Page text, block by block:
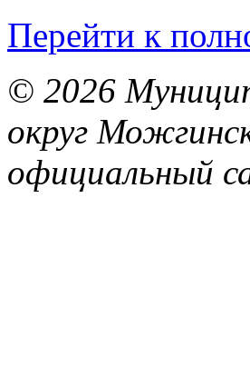
Перейти к
© 2026
округ
официальный